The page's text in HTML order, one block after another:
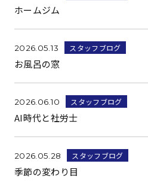
ホームジム
2026.05.13 スタッフブログ
お風呂の窓
2026.06.10 スタッフブログ
AI時代と社労士
2026.05.28 スタッフブログ
季節の変わり目